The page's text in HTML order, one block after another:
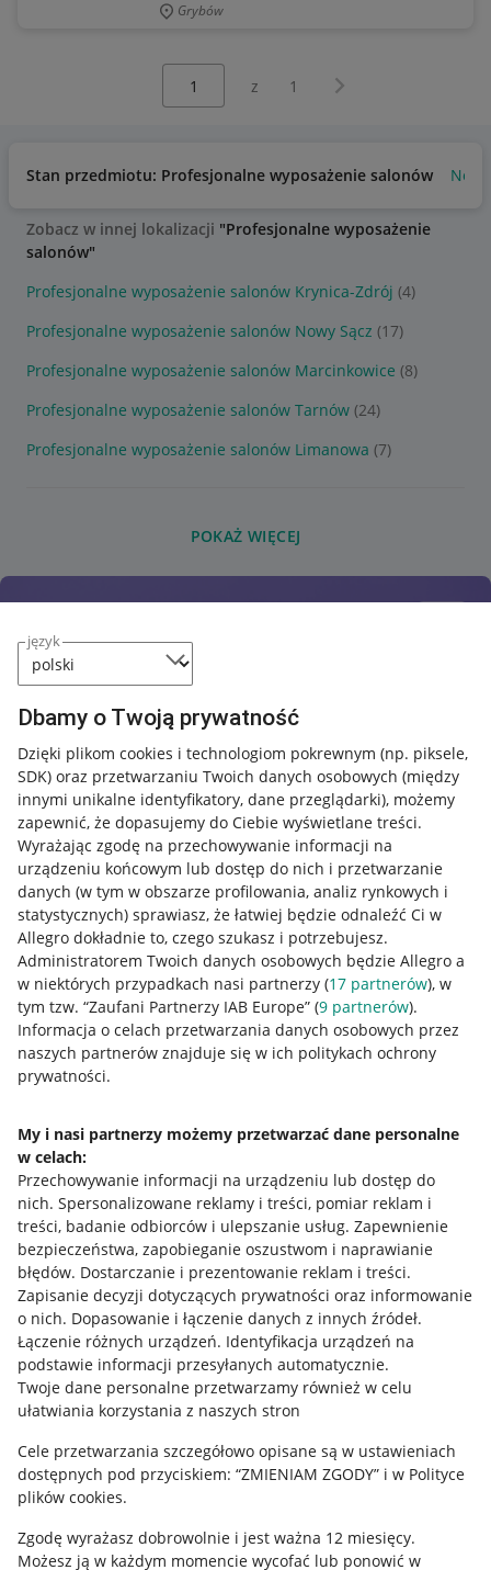
język
Dbamy o Twoją prywatność
Dzięki plikom cookies i technologiom pokrewnym (np. piksele,
SDK) oraz przetwarzaniu Twoich danych osobowych (między
innymi unikalne identyfikatory, dane przeglądarki), możemy
zapewnić, że dopasujemy do Ciebie wyświetlane treści.
Wyrażając zgodę na przechowywanie informacji na
urządzeniu końcowym lub dostęp do nich i przetwarzanie
danych (w tym w obszarze profilowania, analiz rynkowych i
statystycznych) sprawiasz, że łatwiej będzie odnaleźć Ci w
Allegro dokładnie to, czego szukasz i potrzebujesz.
Administratorem Twoich danych osobowych będzie Allegro a
w niektórych przypadkach nasi partnerzy (17 partnerów), w
tym tzw. “Zaufani Partnerzy IAB Europe” (9 partnerów).
Informacja o celach przetwarzania danych osobowych przez
naszych partnerów znajduje się w ich politykach ochrony
prywatności.
My i nasi partnerzy możemy przetwarzać dane personalne
w celach:
Przechowywanie informacji na urządzeniu lub dostęp do
nich. Spersonalizowane reklamy i treści, pomiar reklam i
treści, badanie odbiorców i ulepszanie usług. Zapewnienie
bezpieczeństwa, zapobieganie oszustwom i naprawianie
błędów. Dostarczanie i prezentowanie reklam i treści.
Zapisanie decyzji dotyczących prywatności oraz informowanie
o nich. Dopasowanie i łączenie danych z innych źródeł.
Łączenie różnych urządzeń. Identyfikacja urządzeń na
podstawie informacji przesyłanych automatycznie.
Twoje dane personalne przetwarzamy również w celu
ułatwiania korzystania z naszych stron
Cele przetwarzania szczegółowo opisane są w ustawieniach
dostępnych pod przyciskiem: “ZMIENIAM ZGODY” i w Polityce
plików cookies.
Zgodę wyrażasz dobrowolnie i jest ważna 12 miesięcy.
Możesz ją w każdym momencie wycofać lub ponowić w
Grybów
z 1 Następna strona
Stan przedmiotu: Profesjonalne wyposażenie salonów Nowy
Zobacz w innej lokalizacji "Profesjonalne wyposażenie
salonów"
Profesjonalne wyposażenie salonów Krynica-Zdrój (4)
Profesjonalne wyposażenie salonów Nowy Sącz (17)
Profesjonalne wyposażenie salonów Marcinkowice (8)
Profesjonalne wyposażenie salonów Tarnów (24)
Profesjonalne wyposażenie salonów Limanowa (7)
POKAŻ WIĘCEJ
Przydatne informacje
Jak to działa
Allegro Gadane dla sprzedających
Allegro Gadane dla kupujących
Mapa miejscowości
Informacje prawne
Regulamin
Polityka plików "cookies"
Ustawienia plików "cookies"
Udostępnianie lokalizacji
Informacje dla Aktu o Usługach Cyfrowych
Pobierz aplikację